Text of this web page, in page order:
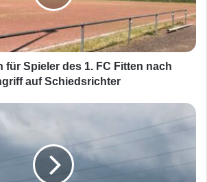
für Spieler des 1. FC Fitten nach
auf Schiedsrichter